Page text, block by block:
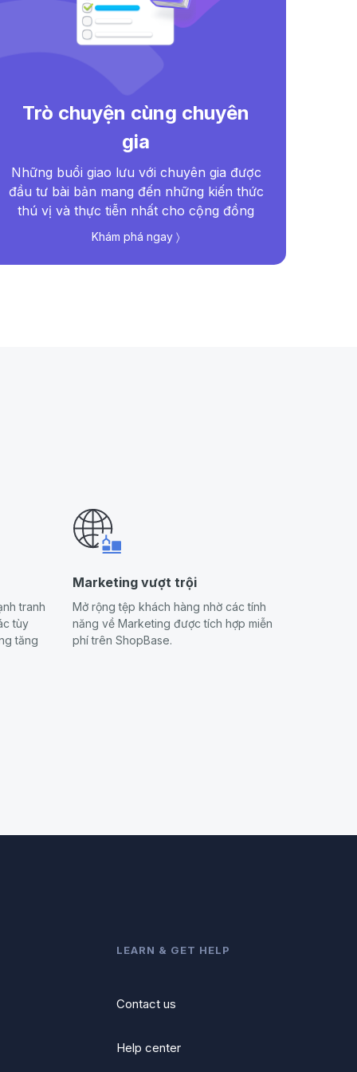
Trò chuyện cùng chuyên
gia
Những buổi giao lưu với chuyên gia được
đầu tư bài bản mang đến những kiến thức
thú vị và thực tiễn nhất cho cộng đồng
Khám phá ngay 〉
tranh
tùy
tăng
Marketing vượt trội
Mở rộng tệp khách hàng nhờ các tính
năng về Marketing được tích hợp miễn
phí trên ShopBase.
LEARN & GET HELP
Contact us
Help center